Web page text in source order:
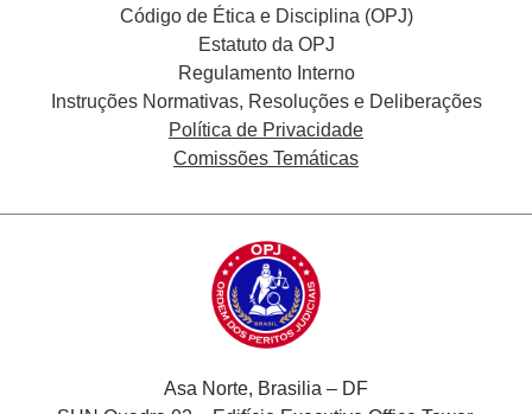
Código de Ética e Disciplina (OPJ)
Estatuto da OPJ
Regulamento Interno
Instruções Normativas, Resoluções e Deliberações
Política de Privacidade
Comissões Temáticas
Asa Norte, Brasilia – DF